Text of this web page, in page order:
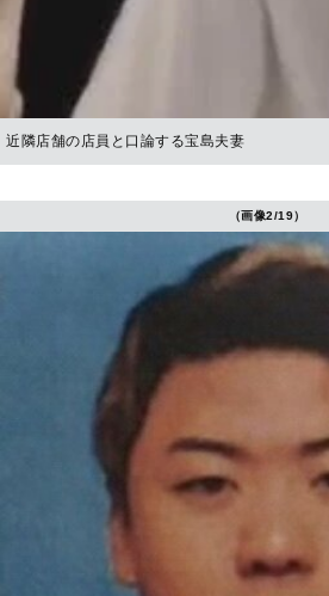
近隣店舗の店員と口論する宝島夫妻
（画像2/19）